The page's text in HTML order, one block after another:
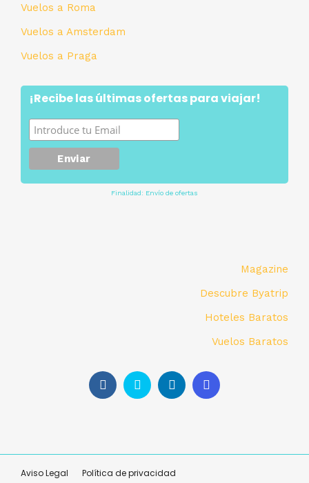
Vuelos a Roma
Vuelos a Amsterdam
Vuelos a Praga
¡Recibe las últimas ofertas para viajar!
Finalidad: Envío de ofertas
Magazine
Descubre Byatrip
Hoteles Baratos
Vuelos Baratos
Aviso Legal Política de privacidad